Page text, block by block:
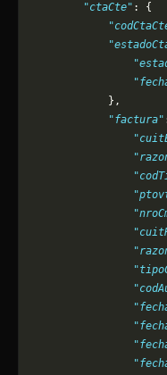
        "ctaCte"
: {
            },
            "factura"